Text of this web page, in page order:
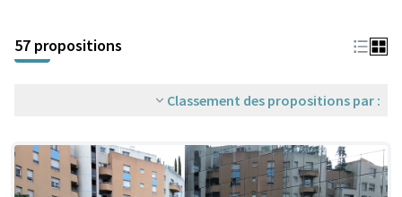
57 propositions
Classement des propositions par :